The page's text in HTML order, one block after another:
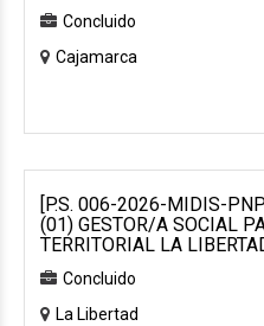
Concluido
Cajamarca
[P.S. 006-2026-MIDIS-
(01) GESTOR/A SOCIAL
TERRITORIAL LA
Concluido
La Libertad